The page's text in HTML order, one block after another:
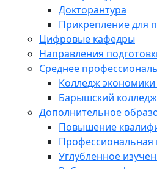
Докторантура
Прикрепление для
Цифровые кафедры
Направления
Среднее
Колледж
Барышский колледж
Дополнительное
Повышение
Профессиональная
Углубленное